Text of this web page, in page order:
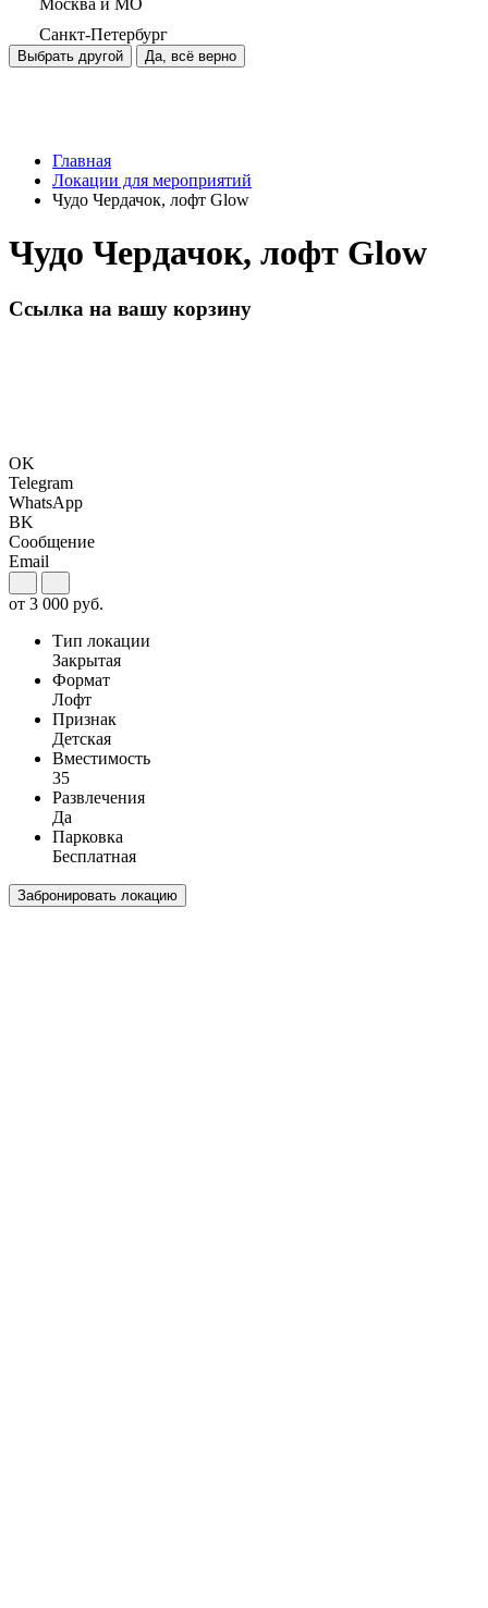
Санкт-Петербург
Выбрать другой Да, всё верно
Главная
Локации для мероприятий
Чудо Чердачок, лофт Glow
Чудо Чердачок, лофт Glow
Ссылка на вашу корзину
OK
Telegram
WhatsApp
BK
Сообщение
Email
от 3 000 руб.
Тип локации
Закрытая
Формат
Лофт
Признак
Детская
Вместимость
35
Развлечения
Да
Парковка
Бесплатная
Забронировать локацию